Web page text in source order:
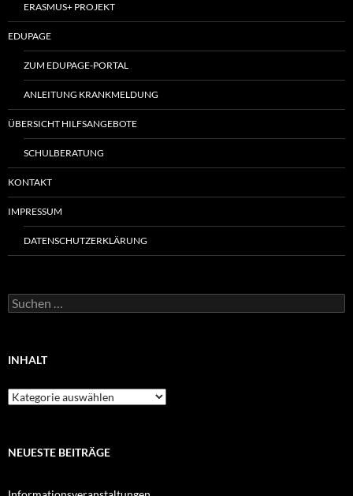
ERASMUS+ PROJEKT
EDUPAGE
ZUM EDUPAGE-PORTAL
ANLEITUNG KRANKMELDUNG
ÜBERSICHT HILFSANGEBOTE
SCHULBERATUNG
KONTAKT
IMPRESSUM
DATENSCHUTZERKLÄRUNG
Suchen
nach:
INHALT
Inhalt
NEUESTE BEITRÄGE